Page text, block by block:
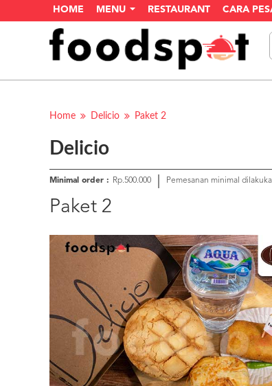
HOME MENU RESTAURANT CARA
Home Delicio Paket 2
Delicio
Minimal order : Rp.500.000 Pemesanan minimal
Paket 2